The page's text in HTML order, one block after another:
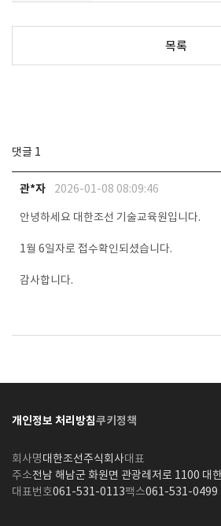
목록
댓글 1
관*자
2026-01-08 08:09:46
안녕하세요 대한조선 기술교육원입니다.
1월 6일자로 접수확인되셨습니다.
감사합니다.
개인정보 처리방침쿠키정책
회사명대한조선주식회사대표
주소전남 해남군 화원면 관광레저로 1100 대
대표번호061-531-0113팩스061-531-0499